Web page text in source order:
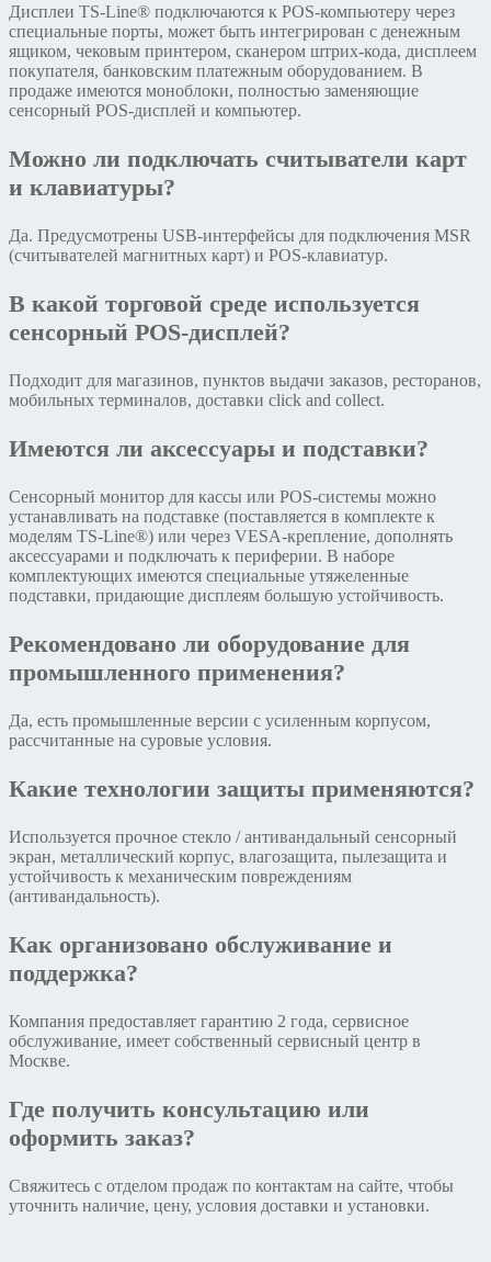
Дисплеи TS-Line® подключаются к POS-компьютеру через
специальные порты, может быть интегрирован с денежным
ящиком, чековым принтером, сканером штрих-кода, дисплеем
покупателя, банковским платежным оборудованием. В
продаже имеются моноблоки, полностью заменяющие
сенсорный POS-дисплей и компьютер.
Можно ли подключать считыватели карт
и клавиатуры?
Да. Предусмотрены USB-интерфейсы для подключения MSR
(считывателей магнитных карт) и POS-клавиатур.
В какой торговой среде используется
сенсорный POS-дисплей?
Подходит для магазинов, пунктов выдачи заказов, ресторанов,
мобильных терминалов, доставки click and collect.
Имеются ли аксессуары и подставки?
Сенсорный монитор для кассы или POS-системы можно
устанавливать на подставке (поставляется в комплекте к
моделям TS-Line®) или через VESA-крепление, дополнять
аксессуарами и подключать к периферии. В наборе
комплектующих имеются специальные утяжеленные
подставки, придающие дисплеям большую устойчивость.
Рекомендовано ли оборудование для
промышленного применения?
Да, есть промышленные версии с усиленным корпусом,
рассчитанные на суровые условия.
Какие технологии защиты применяются?
Используется прочное стекло / антивандальный сенсорный
экран, металлический корпус, влагозащита, пылезащита и
устойчивость к механическим повреждениям
(антивандальность).
Как организовано обслуживание и
поддержка?
Компания предоставляет гарантию 2 года, сервисное
обслуживание, имеет собственный сервисный центр в
Москве.
Где получить консультацию или
оформить заказ?
Свяжитесь с отделом продаж по контактам на сайте, чтобы
уточнить наличие, цену, условия доставки и установки.